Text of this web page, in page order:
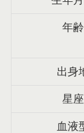
年齢
出身
星座
血液